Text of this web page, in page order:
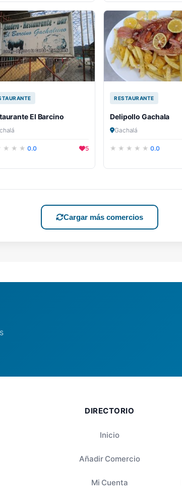
El Barcino
0.0 5
RESTAURANTE
Delipollo Gachala
Gachalá
0.0
Cargar más comercios
DIRECTORIO
Inicio
Añadir Comercio
Mi Cuenta